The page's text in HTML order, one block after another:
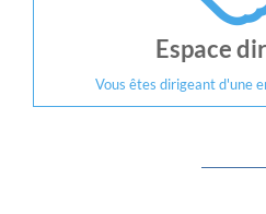
Espace
Vous êtes dirigeant d'une